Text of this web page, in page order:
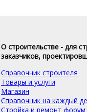
О строительстве - для
заказчиков,
Справочник строителя
Товары и услуги
Магазин
Справочник на каждый
Стройка и ремонт форум